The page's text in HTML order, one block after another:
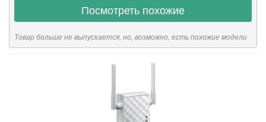
Посмотреть похожие
Товар больше не выпускается, но, возможно, есть похожие модели